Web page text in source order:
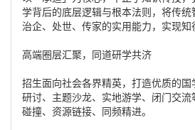
学背后的底层逻辑与根本法则，将传统
治企、处世、传家的实用能力，实现知
高端圈层汇聚，同道研学共济
招生面向社会各界精英，打造优质的
研讨、主题沙龙、实地游学、闭门交
碰撞、资源链接、同频精进。